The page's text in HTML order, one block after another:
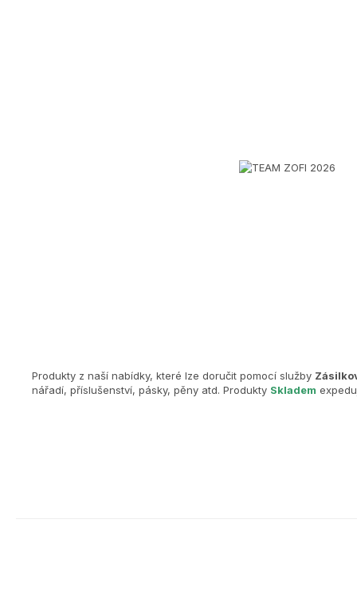
Produkty z naší nabídky, které lze doručit pomocí služby
nářadí, příslušenství, pásky, pěny atd. Produkty Skladem